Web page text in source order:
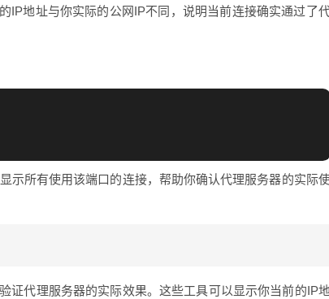
IP地址与你实际的公网IP不同，说明当前连接确实通过了
示所有使用该端口的连接，帮助你确认代理服务器的实际
证代理服务器的实际效果。这些工具可以显示你当前的IP